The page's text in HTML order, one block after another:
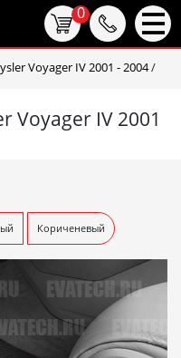
Voyager IV 2001 - 2004/
Voyager IV 2001
Кориченевый
0